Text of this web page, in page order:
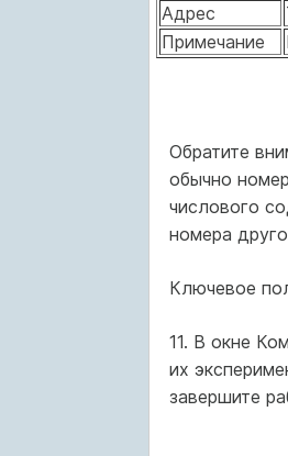
Адрес
Примечание
Обратите
обычно
числового
номера
Ключевое
11. В окне
их
завершите